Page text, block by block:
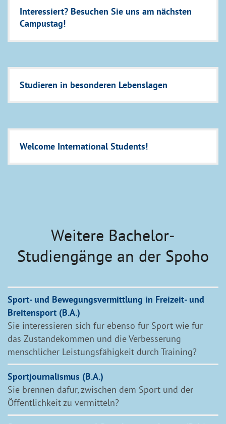
Interessiert? Besuchen Sie uns am nächsten
Campustag!
Studieren in besonderen Lebenslagen
Welcome International Students!
Weitere Bachelor-
Studiengänge an der Spoho
Sport- und Bewegungsvermittlung in Freizeit- und
Breitensport (B.A.)
Sie interessieren sich für ebenso für Sport wie für
das Zustandekommen und die Verbesserung
menschlicher Leistungsfähigkeit durch Training?
Sportjournalismus (B.A.)
Sie brennen dafür, zwischen dem Sport und der
Öffentlichkeit zu vermitteln?